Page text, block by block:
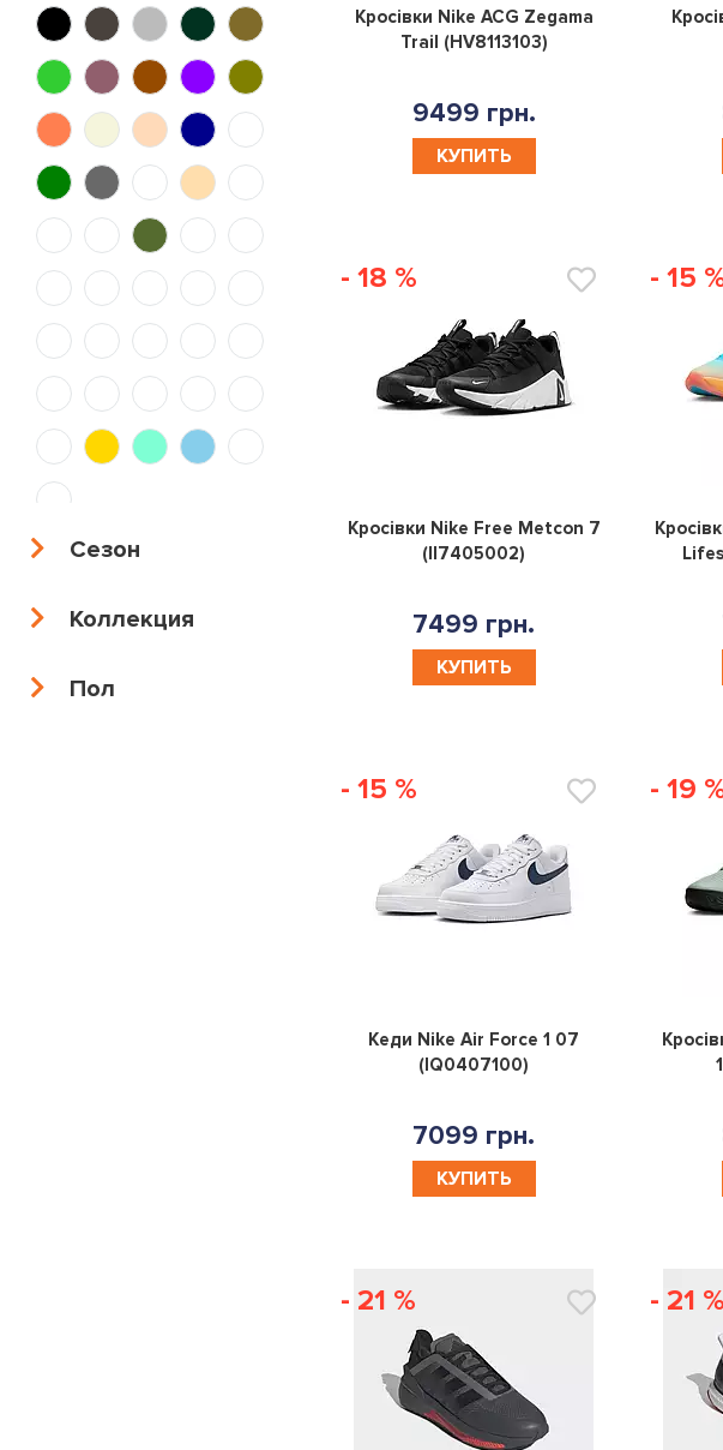
98 104 110 116
128 152 164 176
8.5 10.5 7.5 X
43.5 44.5 38.5 40.5
46.5 37.5 40/34 42.5
36.5 38/32 48.5 47,5
45,5 174 40/30 34/34
34|34 36|32
Сезон
Коллекция
Пол
0
Кросівки Nike ACG Zegama
Trail (HV8113103)
9499 грн.
КУПИТЬ
- 18 %
0
Кросівки Nike Free Metcon 7
(II7405002)
7499 грн.
КУПИТЬ
- 15
- 15 %
0
Кеди Nike Air Force 1 07
(IQ0407100)
7099 грн.
КУПИТЬ
- 19
- 21 % - 21 %